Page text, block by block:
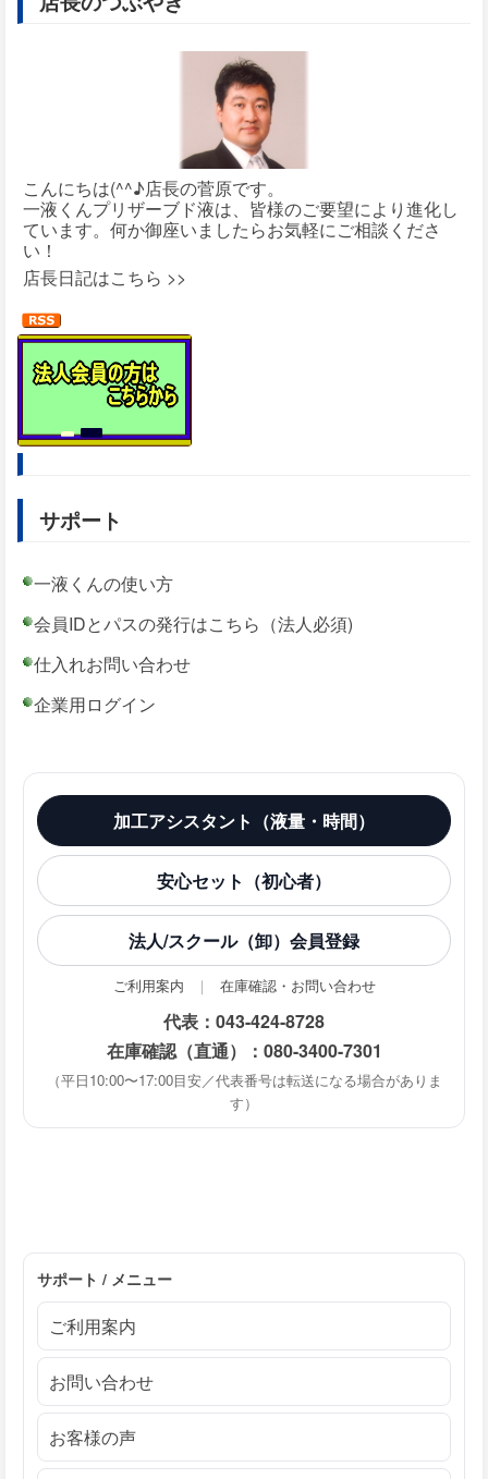
こんにちは(^^♪店長の菅原です。
一液くんプリザーブド液は、皆様のご要望により進化し
ています。何か御座いましたらお気軽にご相談くださ
い！
店長日記はこちら >>
サポート
一液くんの使い方
会員IDとパスの発行はこちら（法人必須)
仕入れお問い合わせ
企業用ログイン
加工アシスタント（液量・時間）
安心セット（初心者）
法人/スクール（卸）会員登録
ご利用案内 ｜ 在庫確認・お問い合わせ
代表： 043-424-8728
在庫確認（直通）： 080-3400-7301
（平日10:00〜17:00目安／代表番号は転送になる場合がありま
す）
サポート / メニュー
ご利用案内
お問い合わせ
お客様の声